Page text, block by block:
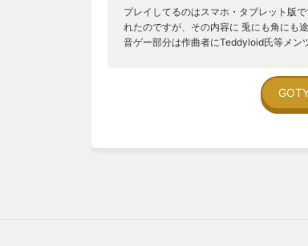
プレイしてるのはスマホ・タブレット版
れたのですが、その内容に 兎にも角にも
音ゲー部分は作曲者にTeddyloid氏等メン
に某音ゲー界隈のトップランカーである